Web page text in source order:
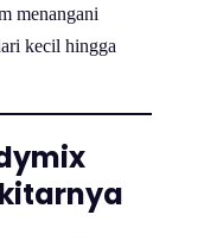
menangani
kecil hingga